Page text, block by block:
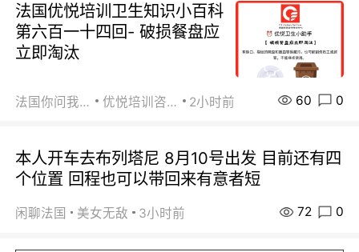
法国优悦培训卫生知识小百科
第六百一十四回- 破损餐盘应
立即淘汰
法国你问我答 优悦培训咨询 2小时前 60 0
本人开车去布列塔尼 8月10号出发 目前还有四
个位置 回程也可以带回来有意者短
闲聊法国 美女无敌 3小时前 72 0